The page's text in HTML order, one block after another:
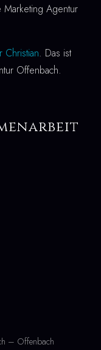
Marketing Agentur
Christian. Das ist
Offenbach.
– Offenbach